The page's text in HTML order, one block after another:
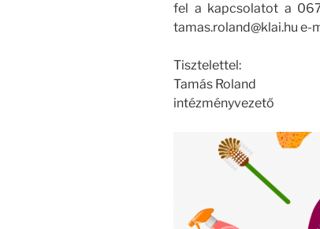
fel a kapcsolatot a
tamas.roland@klai.hu e-
Tisztelettel:
Tamás Roland
intézményvezető